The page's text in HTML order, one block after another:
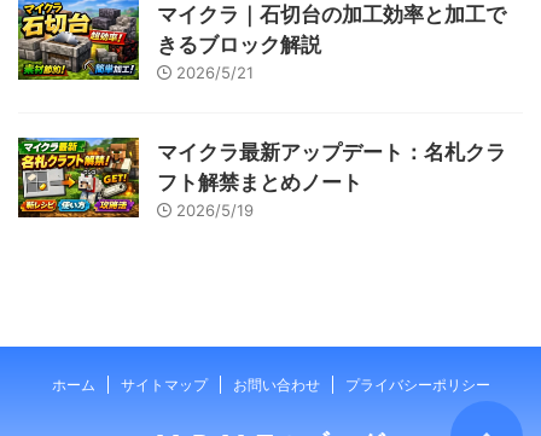
マイクラ｜石切台の加工効率と加工で
きるブロック解説
2026/5/21
マイクラ最新アップデート：名札クラ
フト解禁まとめノート
2026/5/19
ホーム サイトマップ お問い合わせ プライバシーポリシー